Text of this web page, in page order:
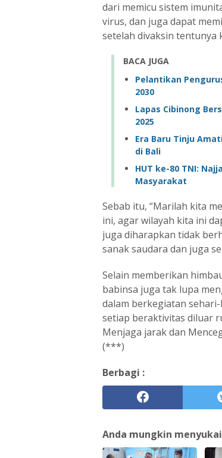
dari memicu sistem
virus, dan juga dapat
setelah divaksin tentunya
BACA JUGA
Pelantikan
2030
Lapas Cibinong
2025
Era Baru Tinju
di Bali
HUT ke-80 TNI:
Masyarakat
Sebab itu, “Marilah kita
ini, agar wilayah kita ini
juga diharapkan tidak
sanak saudara dan juga
Selain memberikan
babinsa juga tak lupa
dalam berkegiatan
setiap beraktivitas diluar
Menjaga jarak dan
(***)
Berbagi :
Anda mungkin